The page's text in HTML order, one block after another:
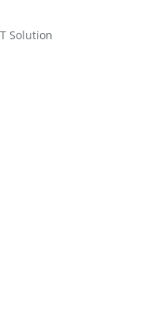
Solution